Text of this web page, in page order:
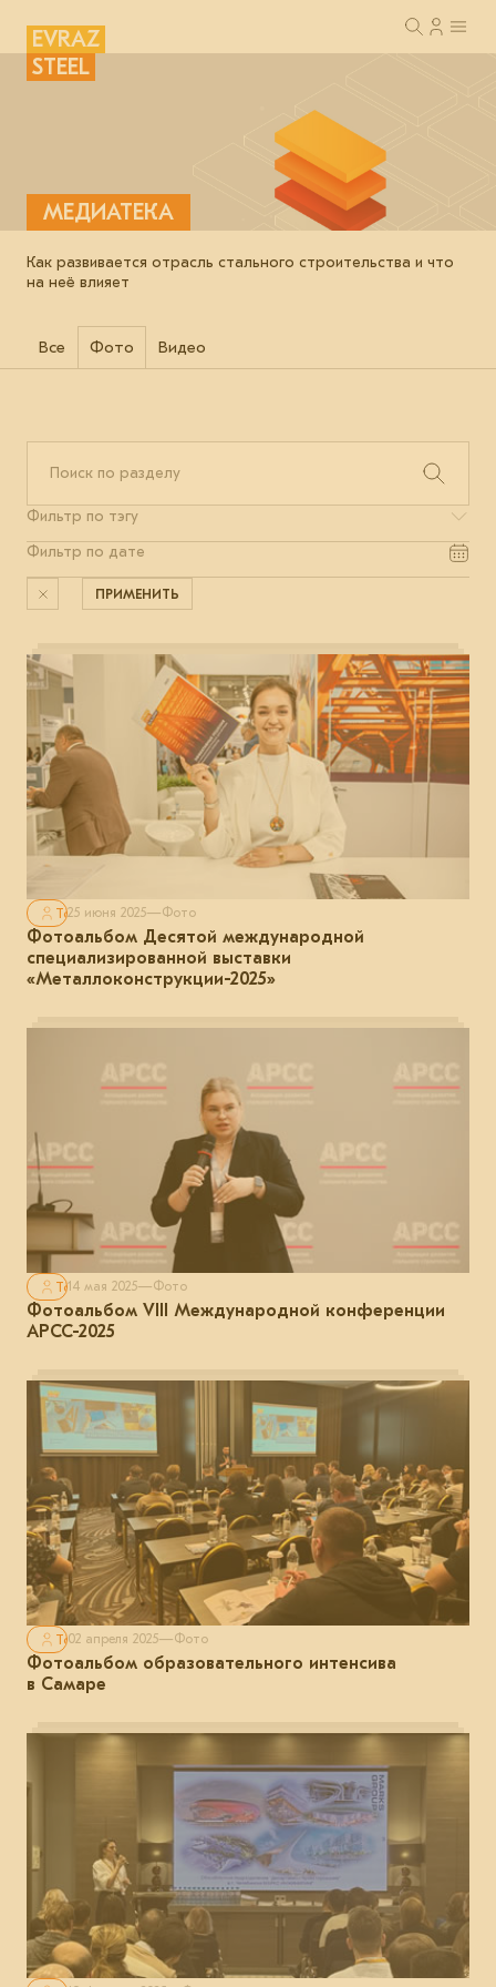
EVRAZ
STEEL
МЕДИАТЕКА
Как развивается отрасль стального строительства и что
на неё влияет
Все Фото Видео
ПРИМЕНИТЬ
Только для авторизованных
25 июня 2025—Фото
Фотоальбом Десятой международной
специализированной выставки
«Металлоконструкции-2025»
Только для авторизованных
14 мая 2025—Фото
Фотоальбом VIII Международной конференции
АРСС-2025
Только для авторизованных
02 апреля 2025—Фото
Фотоальбом образовательного интенсива
в Самаре